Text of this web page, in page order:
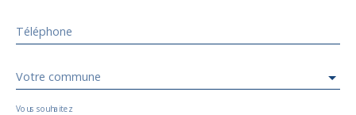
Téléphone
Votre commune
Vous souhaitez